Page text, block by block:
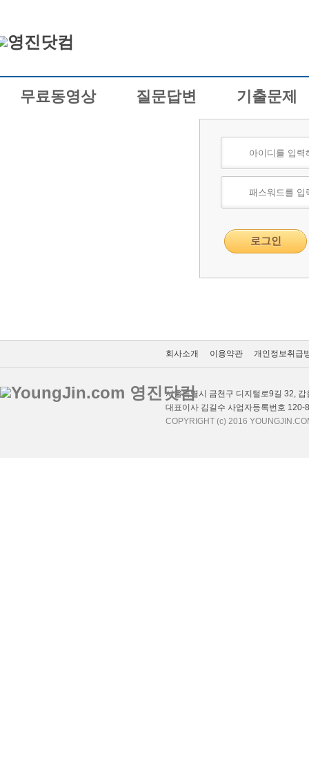
무료동영상 질문답변 기출문제
회사소개 이용약관 개인정보취급
서울특별시 금천구 디지털로9길 32,
대표이사 김길수 사업자등록번호
COPYRIGHT (c) 2016